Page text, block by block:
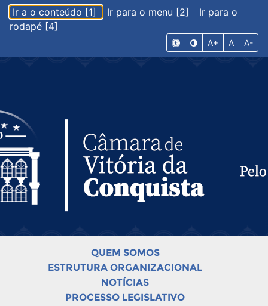
Ir a o conteúdo [1] Ir para o menu [2]
Ir para o
rodapé [4]
A+ A A-
QUEM SOMOS
ESTRUTURA ORGANIZACIONAL
NOTÍCIAS
PROCESSO LEGISLATIVO